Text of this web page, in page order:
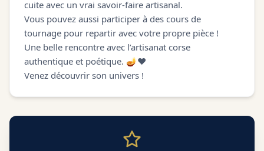
cuite avec un vrai savoir-faire artisanal.
Vous pouvez aussi participer à des cours de
tournage pour repartir avec votre propre pièce !
Une belle rencontre avec l’artisanat corse
authentique et poétique. 🪔❤️
Venez découvrir son univers !